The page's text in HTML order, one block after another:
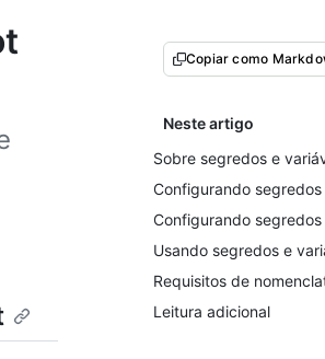
Copiar como
Neste artigo
Sobre segredos e
Configurando
Configurando
Usando segredos e
Requisitos de
Leitura adicional